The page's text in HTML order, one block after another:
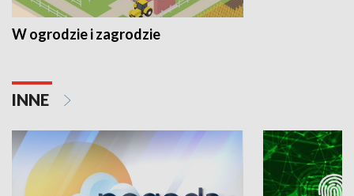
W ogrodzie i zagrodzie
INNE